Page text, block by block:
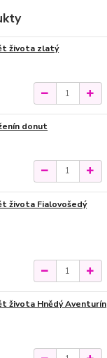
života zlatý
donut
života Fialovošedý
života Hnědý Aventurín